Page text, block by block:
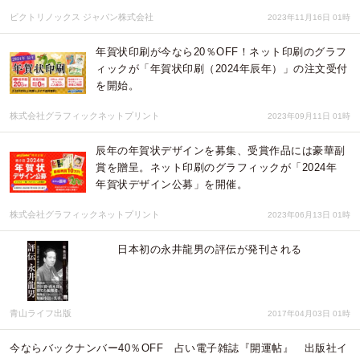
ビクトリノックス ジャパン株式会社 2023年11月16日 01時
年賀状印刷が今なら20％OFF！ネット印刷のグラフ
ィックが「年賀状印刷（2024年辰年）」の注文受付
を開始。
株式会社グラフィックネットプリント 2023年09月11日 01時
辰年の年賀状デザインを募集、受賞作品には豪華副
賞を贈呈。ネット印刷のグラフィックが「2024年
年賀状デザイン公募」を開催。
株式会社グラフィックネットプリント 2023年06月13日 01時
日本初の永井龍男の評伝が発刊される
青山ライフ出版 2017年04月03日 01時
今ならバックナンバー40％OFF 占い電子雑誌『開運帖』 出版社イ